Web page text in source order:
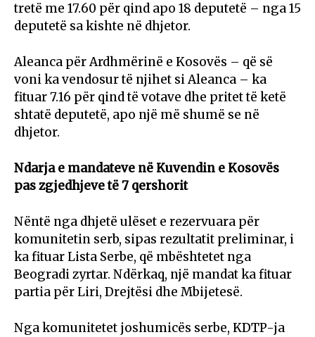
tretë me 17.60 për qind apo 18 deputetë – nga 15
deputetë sa kishte në dhjetor.
Aleanca për Ardhmërinë e Kosovës – që së
voni ka vendosur të njihet si Aleanca – ka
fituar 7.16 për qind të votave dhe pritet të ketë
shtatë deputetë, apo një më shumë se në
dhjetor.
Ndarja e mandateve në Kuvendin e Kosovës
pas zgjedhjeve të 7 qershorit
Nëntë nga dhjetë ulëset e rezervuara për
komunitetin serb, sipas rezultatit preliminar, i
ka fituar Lista Serbe, që mbështetet nga
Beogradi zyrtar. Ndërkaq, një mandat ka fituar
partia për Liri, Drejtësi dhe Mbijetesë.
Nga komunitetet joshumicës serbe, KDTP-ja